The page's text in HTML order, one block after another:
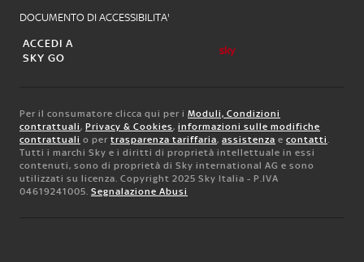
DOCUMENTO DI ACCESSIBILITA'
ACCEDI A
SKY GO
Per il consumatore clicca qui per i Moduli, Condizioni
contrattuali, Privacy & Cookies, informazioni sulle modifiche
contrattuali o per trasparenza tariffaria, assistenza e contatti.
Tutti i marchi Sky e i diritti di proprietà intellettuale in essi
contenuti, sono di proprietà di Sky international AG e sono
utilizzati su licenza. Copyright 2025 Sky Italia - P.IVA
04619241005. Segnalazione Abusi